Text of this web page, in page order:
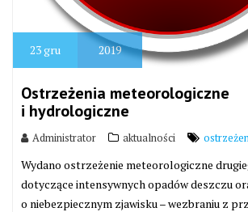
23gru 2019
Ostrzeżenia meteorologiczne
i hydrologiczne
Administrator aktualności
Wydano ostrzeżenie meteorologiczne
dotyczące intensywnych opadów deszczu
o niebezpiecznym zjawisku – wezbraniu z